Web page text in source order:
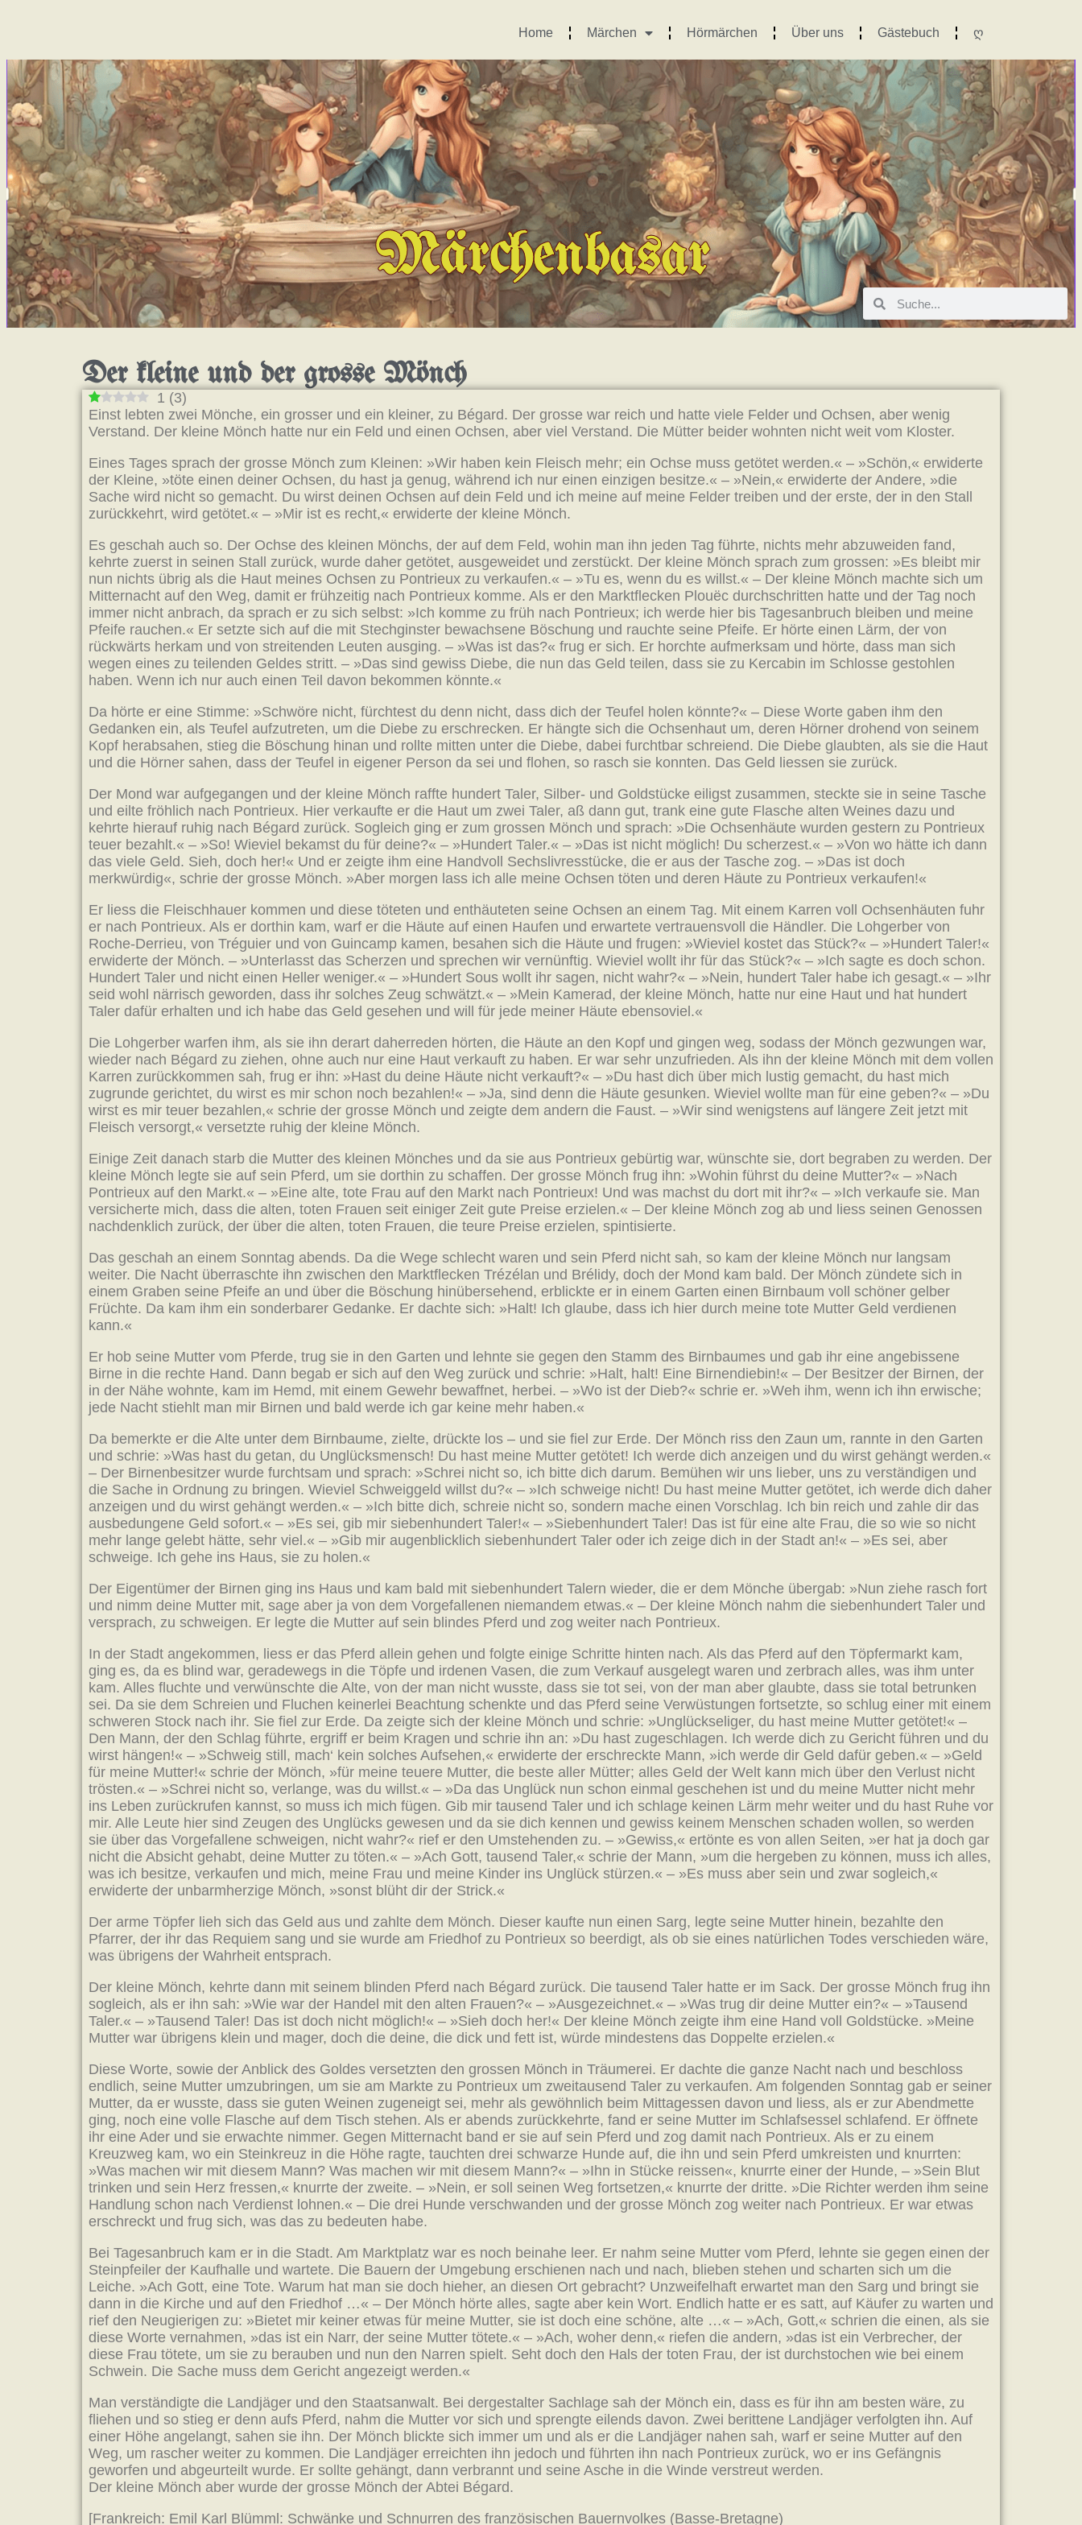
Home Märchen Hörmärchen Über uns Gästebuch ღ
Märchenbasar
Der kleine und der grosse Mönch
1 (3)
Einst lebten zwei Mönche, ein grosser und ein kleiner, zu Bégard. Der grosse war reich und hatte viele Felder und Ochsen, aber wenig
Verstand. Der kleine Mönch hatte nur ein Feld und einen Ochsen, aber viel Verstand. Die Mütter beider wohnten nicht weit vom Kloster.
Eines Tages sprach der grosse Mönch zum Kleinen: »Wir haben kein Fleisch mehr; ein Ochse muss getötet werden.« – »Schön,« erwiderte
der Kleine, »töte einen deiner Ochsen, du hast ja genug, während ich nur einen einzigen besitze.« – »Nein,« erwiderte der Andere, »die
Sache wird nicht so gemacht. Du wirst deinen Ochsen auf dein Feld und ich meine auf meine Felder treiben und der erste, der in den Stall
zurückkehrt, wird getötet.« – »Mir ist es recht,« erwiderte der kleine Mönch.
Es geschah auch so. Der Ochse des kleinen Mönchs, der auf dem Feld, wohin man ihn jeden Tag führte, nichts mehr abzuweiden fand,
kehrte zuerst in seinen Stall zurück, wurde daher getötet, ausgeweidet und zerstückt. Der kleine Mönch sprach zum grossen: »Es bleibt mir
nun nichts übrig als die Haut meines Ochsen zu Pontrieux zu verkaufen.« – »Tu es, wenn du es willst.« – Der kleine Mönch machte sich um
Mitternacht auf den Weg, damit er frühzeitig nach Pontrieux komme. Als er den Marktflecken Plouëc durchschritten hatte und der Tag noch
immer nicht anbrach, da sprach er zu sich selbst: »Ich komme zu früh nach Pontrieux; ich werde hier bis Tagesanbruch bleiben und meine
Pfeife rauchen.« Er setzte sich auf die mit Stechginster bewachsene Böschung und rauchte seine Pfeife. Er hörte einen Lärm, der von
rückwärts herkam und von streitenden Leuten ausging. – »Was ist das?« frug er sich. Er horchte aufmerksam und hörte, dass man sich
wegen eines zu teilenden Geldes stritt. – »Das sind gewiss Diebe, die nun das Geld teilen, dass sie zu Kercabin im Schlosse gestohlen
haben. Wenn ich nur auch einen Teil davon bekommen könnte.«
Da hörte er eine Stimme: »Schwöre nicht, fürchtest du denn nicht, dass dich der Teufel holen könnte?« – Diese Worte gaben ihm den
Gedanken ein, als Teufel aufzutreten, um die Diebe zu erschrecken. Er hängte sich die Ochsenhaut um, deren Hörner drohend von seinem
Kopf herabsahen, stieg die Böschung hinan und rollte mitten unter die Diebe, dabei furchtbar schreiend. Die Diebe glaubten, als sie die Haut
und die Hörner sahen, dass der Teufel in eigener Person da sei und flohen, so rasch sie konnten. Das Geld liessen sie zurück.
Der Mond war aufgegangen und der kleine Mönch raffte hundert Taler, Silber- und Goldstücke eiligst zusammen, steckte sie in seine Tasche
und eilte fröhlich nach Pontrieux. Hier verkaufte er die Haut um zwei Taler, aß dann gut, trank eine gute Flasche alten Weines dazu und
kehrte hierauf ruhig nach Bégard zurück. Sogleich ging er zum grossen Mönch und sprach: »Die Ochsenhäute wurden gestern zu Pontrieux
teuer bezahlt.« – »So! Wieviel bekamst du für deine?« – »Hundert Taler.« – »Das ist nicht möglich! Du scherzest.« – »Von wo hätte ich dann
das viele Geld. Sieh, doch her!« Und er zeigte ihm eine Handvoll Sechslivresstücke, die er aus der Tasche zog. – »Das ist doch
merkwürdig«, schrie der grosse Mönch. »Aber morgen lass ich alle meine Ochsen töten und deren Häute zu Pontrieux verkaufen!«
Er liess die Fleischhauer kommen und diese töteten und enthäuteten seine Ochsen an einem Tag. Mit einem Karren voll Ochsenhäuten fuhr
er nach Pontrieux. Als er dorthin kam, warf er die Häute auf einen Haufen und erwartete vertrauensvoll die Händler. Die Lohgerber von
Roche-Derrieu, von Tréguier und von Guincamp kamen, besahen sich die Häute und frugen: »Wieviel kostet das Stück?« – »Hundert Taler!«
erwiderte der Mönch. – »Unterlasst das Scherzen und sprechen wir vernünftig. Wieviel wollt ihr für das Stück?« – »Ich sagte es doch schon.
Hundert Taler und nicht einen Heller weniger.« – »Hundert Sous wollt ihr sagen, nicht wahr?« – »Nein, hundert Taler habe ich gesagt.« – »Ihr
seid wohl närrisch geworden, dass ihr solches Zeug schwätzt.« – »Mein Kamerad, der kleine Mönch, hatte nur eine Haut und hat hundert
Taler dafür erhalten und ich habe das Geld gesehen und will für jede meiner Häute ebensoviel.«
Die Lohgerber warfen ihm, als sie ihn derart daherreden hörten, die Häute an den Kopf und gingen weg, sodass der Mönch gezwungen war,
wieder nach Bégard zu ziehen, ohne auch nur eine Haut verkauft zu haben. Er war sehr unzufrieden. Als ihn der kleine Mönch mit dem vollen
Karren zurückkommen sah, frug er ihn: »Hast du deine Häute nicht verkauft?« – »Du hast dich über mich lustig gemacht, du hast mich
zugrunde gerichtet, du wirst es mir schon noch bezahlen!« – »Ja, sind denn die Häute gesunken. Wieviel wollte man für eine geben?« – »Du
wirst es mir teuer bezahlen,« schrie der grosse Mönch und zeigte dem andern die Faust. – »Wir sind wenigstens auf längere Zeit jetzt mit
Fleisch versorgt,« versetzte ruhig der kleine Mönch.
Einige Zeit danach starb die Mutter des kleinen Mönches und da sie aus Pontrieux gebürtig war, wünschte sie, dort begraben zu werden. Der
kleine Mönch legte sie auf sein Pferd, um sie dorthin zu schaffen. Der grosse Mönch frug ihn: »Wohin führst du deine Mutter?« – »Nach
Pontrieux auf den Markt.« – »Eine alte, tote Frau auf den Markt nach Pontrieux! Und was machst du dort mit ihr?« – »Ich verkaufe sie. Man
versicherte mich, dass die alten, toten Frauen seit einiger Zeit gute Preise erzielen.« – Der kleine Mönch zog ab und liess seinen Genossen
nachdenklich zurück, der über die alten, toten Frauen, die teure Preise erzielen, spintisierte.
Das geschah an einem Sonntag abends. Da die Wege schlecht waren und sein Pferd nicht sah, so kam der kleine Mönch nur langsam
weiter. Die Nacht überraschte ihn zwischen den Marktflecken Trézélan und Brélidy, doch der Mond kam bald. Der Mönch zündete sich in
einem Graben seine Pfeife an und über die Böschung hinübersehend, erblickte er in einem Garten einen Birnbaum voll schöner gelber
Früchte. Da kam ihm ein sonderbarer Gedanke. Er dachte sich: »Halt! Ich glaube, dass ich hier durch meine tote Mutter Geld verdienen
kann.«
Er hob seine Mutter vom Pferde, trug sie in den Garten und lehnte sie gegen den Stamm des Birnbaumes und gab ihr eine angebissene
Birne in die rechte Hand. Dann begab er sich auf den Weg zurück und schrie: »Halt, halt! Eine Birnendiebin!« – Der Besitzer der Birnen, der
in der Nähe wohnte, kam im Hemd, mit einem Gewehr bewaffnet, herbei. – »Wo ist der Dieb?« schrie er. »Weh ihm, wenn ich ihn erwische;
jede Nacht stiehlt man mir Birnen und bald werde ich gar keine mehr haben.«
Da bemerkte er die Alte unter dem Birnbaume, zielte, drückte los – und sie fiel zur Erde. Der Mönch riss den Zaun um, rannte in den Garten
und schrie: »Was hast du getan, du Unglücksmensch! Du hast meine Mutter getötet! Ich werde dich anzeigen und du wirst gehängt werden.«
– Der Birnenbesitzer wurde furchtsam und sprach: »Schrei nicht so, ich bitte dich darum. Bemühen wir uns lieber, uns zu verständigen und
die Sache in Ordnung zu bringen. Wieviel Schweiggeld willst du?« – »Ich schweige nicht! Du hast meine Mutter getötet, ich werde dich daher
anzeigen und du wirst gehängt werden.« – »Ich bitte dich, schreie nicht so, sondern mache einen Vorschlag. Ich bin reich und zahle dir das
ausbedungene Geld sofort.« – »Es sei, gib mir siebenhundert Taler!« – »Siebenhundert Taler! Das ist für eine alte Frau, die so wie so nicht
mehr lange gelebt hätte, sehr viel.« – »Gib mir augenblicklich siebenhundert Taler oder ich zeige dich in der Stadt an!« – »Es sei, aber
schweige. Ich gehe ins Haus, sie zu holen.«
Der Eigentümer der Birnen ging ins Haus und kam bald mit siebenhundert Talern wieder, die er dem Mönche übergab: »Nun ziehe rasch fort
und nimm deine Mutter mit, sage aber ja von dem Vorgefallenen niemandem etwas.« – Der kleine Mönch nahm die siebenhundert Taler und
versprach, zu schweigen. Er legte die Mutter auf sein blindes Pferd und zog weiter nach Pontrieux.
In der Stadt angekommen, liess er das Pferd allein gehen und folgte einige Schritte hinten nach. Als das Pferd auf den Töpfermarkt kam,
ging es, da es blind war, geradewegs in die Töpfe und irdenen Vasen, die zum Verkauf ausgelegt waren und zerbrach alles, was ihm unter
kam. Alles fluchte und verwünschte die Alte, von der man nicht wusste, dass sie tot sei, von der man aber glaubte, dass sie total betrunken
sei. Da sie dem Schreien und Fluchen keinerlei Beachtung schenkte und das Pferd seine Verwüstungen fortsetzte, so schlug einer mit einem
schweren Stock nach ihr. Sie fiel zur Erde. Da zeigte sich der kleine Mönch und schrie: »Unglückseliger, du hast meine Mutter getötet!« –
Den Mann, der den Schlag führte, ergriff er beim Kragen und schrie ihn an: »Du hast zugeschlagen. Ich werde dich zu Gericht führen und du
wirst hängen!« – »Schweig still, mach‘ kein solches Aufsehen,« erwiderte der erschreckte Mann, »ich werde dir Geld dafür geben.« – »Geld
für meine Mutter!« schrie der Mönch, »für meine teuere Mutter, die beste aller Mütter; alles Geld der Welt kann mich über den Verlust nicht
trösten.« – »Schrei nicht so, verlange, was du willst.« – »Da das Unglück nun schon einmal geschehen ist und du meine Mutter nicht mehr
ins Leben zurückrufen kannst, so muss ich mich fügen. Gib mir tausend Taler und ich schlage keinen Lärm mehr weiter und du hast Ruhe vor
mir. Alle Leute hier sind Zeugen des Unglücks gewesen und da sie dich kennen und gewiss keinem Menschen schaden wollen, so werden
sie über das Vorgefallene schweigen, nicht wahr?« rief er den Umstehenden zu. – »Gewiss,« ertönte es von allen Seiten, »er hat ja doch gar
nicht die Absicht gehabt, deine Mutter zu töten.« – »Ach Gott, tausend Taler,« schrie der Mann, »um die hergeben zu können, muss ich alles,
was ich besitze, verkaufen und mich, meine Frau und meine Kinder ins Unglück stürzen.« – »Es muss aber sein und zwar sogleich,«
erwiderte der unbarmherzige Mönch, »sonst blüht dir der Strick.«
Der arme Töpfer lieh sich das Geld aus und zahlte dem Mönch. Dieser kaufte nun einen Sarg, legte seine Mutter hinein, bezahlte den
Pfarrer, der ihr das Requiem sang und sie wurde am Friedhof zu Pontrieux so beerdigt, als ob sie eines natürlichen Todes verschieden wäre,
was übrigens der Wahrheit entsprach.
Der kleine Mönch, kehrte dann mit seinem blinden Pferd nach Bégard zurück. Die tausend Taler hatte er im Sack. Der grosse Mönch frug ihn
sogleich, als er ihn sah: »Wie war der Handel mit den alten Frauen?« – »Ausgezeichnet.« – »Was trug dir deine Mutter ein?« – »Tausend
Taler.« – »Tausend Taler! Das ist doch nicht möglich!« – »Sieh doch her!« Der kleine Mönch zeigte ihm eine Hand voll Goldstücke. »Meine
Mutter war übrigens klein und mager, doch die deine, die dick und fett ist, würde mindestens das Doppelte erzielen.«
Diese Worte, sowie der Anblick des Goldes versetzten den grossen Mönch in Träumerei. Er dachte die ganze Nacht nach und beschloss
endlich, seine Mutter umzubringen, um sie am Markte zu Pontrieux um zweitausend Taler zu verkaufen. Am folgenden Sonntag gab er seiner
Mutter, da er wusste, dass sie guten Weinen zugeneigt sei, mehr als gewöhnlich beim Mittagessen davon und liess, als er zur Abendmette
ging, noch eine volle Flasche auf dem Tisch stehen. Als er abends zurückkehrte, fand er seine Mutter im Schlafsessel schlafend. Er öffnete
ihr eine Ader und sie erwachte nimmer. Gegen Mitternacht band er sie auf sein Pferd und zog damit nach Pontrieux. Als er zu einem
Kreuzweg kam, wo ein Steinkreuz in die Höhe ragte, tauchten drei schwarze Hunde auf, die ihn und sein Pferd umkreisten und knurrten:
»Was machen wir mit diesem Mann? Was machen wir mit diesem Mann?« – »Ihn in Stücke reissen«, knurrte einer der Hunde, – »Sein Blut
trinken und sein Herz fressen,« knurrte der zweite. – »Nein, er soll seinen Weg fortsetzen,« knurrte der dritte. »Die Richter werden ihm seine
Handlung schon nach Verdienst lohnen.« – Die drei Hunde verschwanden und der grosse Mönch zog weiter nach Pontrieux. Er war etwas
erschreckt und frug sich, was das zu bedeuten habe.
Bei Tagesanbruch kam er in die Stadt. Am Marktplatz war es noch beinahe leer. Er nahm seine Mutter vom Pferd, lehnte sie gegen einen der
Steinpfeiler der Kaufhalle und wartete. Die Bauern der Umgebung erschienen nach und nach, blieben stehen und scharten sich um die
Leiche. »Ach Gott, eine Tote. Warum hat man sie doch hieher, an diesen Ort gebracht? Unzweifelhaft erwartet man den Sarg und bringt sie
dann in die Kirche und auf den Friedhof …« – Der Mönch hörte alles, sagte aber kein Wort. Endlich hatte er es satt, auf Käufer zu warten und
rief den Neugierigen zu: »Bietet mir keiner etwas für meine Mutter, sie ist doch eine schöne, alte …« – »Ach, Gott,« schrien die einen, als sie
diese Worte vernahmen, »das ist ein Narr, der seine Mutter tötete.« – »Ach, woher denn,« riefen die andern, »das ist ein Verbrecher, der
diese Frau tötete, um sie zu berauben und nun den Narren spielt. Seht doch den Hals der toten Frau, der ist durchstochen wie bei einem
Schwein. Die Sache muss dem Gericht angezeigt werden.«
Man verständigte die Landjäger und den Staatsanwalt. Bei dergestalter Sachlage sah der Mönch ein, dass es für ihn am besten wäre, zu
fliehen und so stieg er denn aufs Pferd, nahm die Mutter vor sich und sprengte eilends davon. Zwei berittene Landjäger verfolgten ihn. Auf
einer Höhe angelangt, sahen sie ihn. Der Mönch blickte sich immer um und als er die Landjäger nahen sah, warf er seine Mutter auf den
Weg, um rascher weiter zu kommen. Die Landjäger erreichten ihn jedoch und führten ihn nach Pontrieux zurück, wo er ins Gefängnis
geworfen und abgeurteilt wurde. Er sollte gehängt, dann verbrannt und seine Asche in die Winde verstreut werden.
Der kleine Mönch aber wurde der grosse Mönch der Abtei Bégard.
[Frankreich: Emil Karl Blümml: Schwänke und Schnurren des französischen Bauernvolkes (Basse-Bretagne)